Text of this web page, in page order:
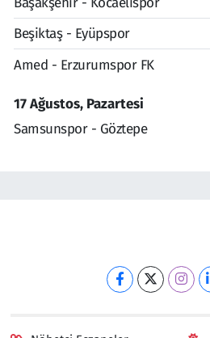
Beşiktaş - Eyüpspor
Amed - Erzurumspor FK
17 Ağustos, Pazartesi
Samsunspor - Göztepe